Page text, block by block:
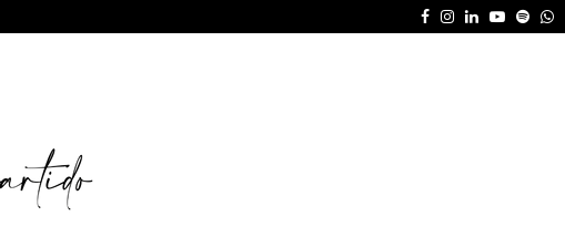
Facebook
Instagram
LinkedinYoutube